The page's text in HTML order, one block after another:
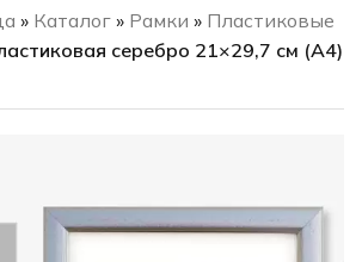
» Каталог » Рамки » Пластиковые
серебро 21×29,7 см (А4)